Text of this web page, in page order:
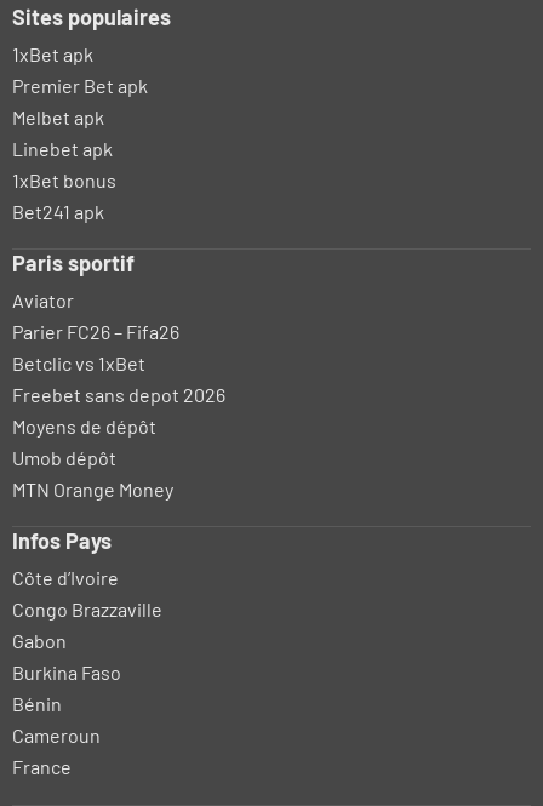
Sites populaires
1xBet apk
Premier Bet apk
Melbet apk
Linebet apk
1xBet bonus
Bet241 apk
Paris sportif
Aviator
Parier FC26 – Fifa26
Betclic vs 1xBet
Freebet sans depot 2026
Moyens de dépôt
Umob dépôt
MTN Orange Money
Infos Pays
Côte d’Ivoire
Congo Brazzaville
Gabon
Burkina Faso
Bénin
Cameroun
France